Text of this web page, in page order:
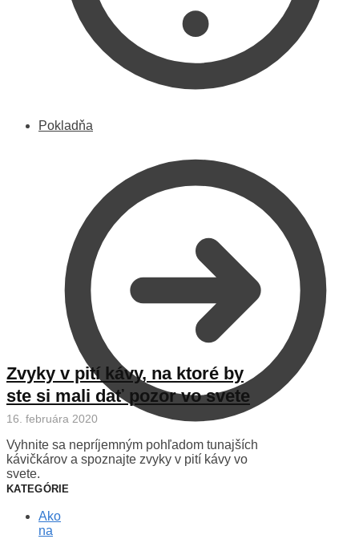
Pokladňa
Zvyky v pití kávy, na ktoré by
ste si mali dať pozor vo svete
16. februára 2020
Vyhnite sa nepríjemným pohľadom tunajších
kávičkárov a spoznajte zvyky v pití kávy vo
svete.
KATEGÓRIE
Ako
na